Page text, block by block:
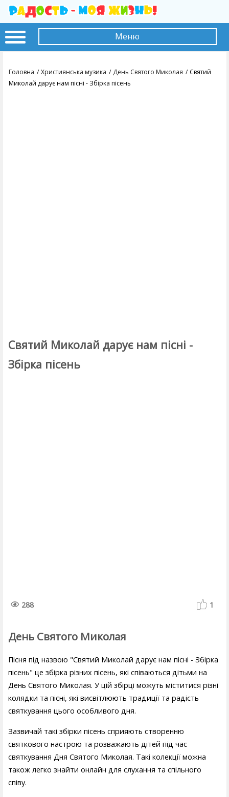
Меню
Головна Християнська музика День Святого Миколая
Святий
Миколай дарує нам пісні - Збірка пісень
Святий Миколай дарує нам пісні -
Збірка пісень
288 1
День Святого Миколая
Пісня під назвою "Святий Миколай дарує нам пісні - Збірка
пісень" це збірка різних пісень, які співаються дітьми на
День Святого Миколая. У цій збірці можуть міститися різні
колядки та пісні, які висвітлюють традиції та радість
святкування цього особливого дня.
Зазвичай такі збірки пісень сприяють створенню
святкового настрою та розважають дітей під час
святкування Дня Святого Миколая. Такі колекції можна
також легко знайти онлайн для слухання та спільного
співу.